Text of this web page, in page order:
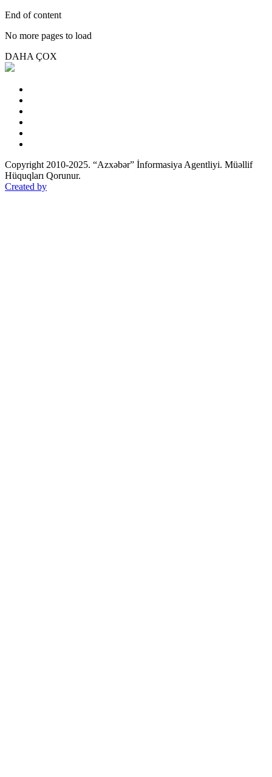
End of content
No more pages to load
DAHA ÇOX
Copyright 2010-2025. “Azxəbər” İnformasiya Agentliyi. Müəllif
Hüquqları Qorunur.
Created by